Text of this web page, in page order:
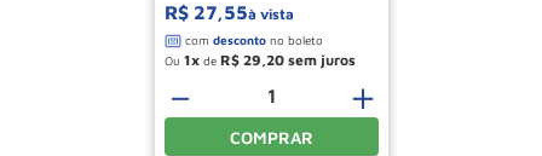
R$ 27,55à vista
Ou 1 de R$ 29,20
＋
－
COMPRAR